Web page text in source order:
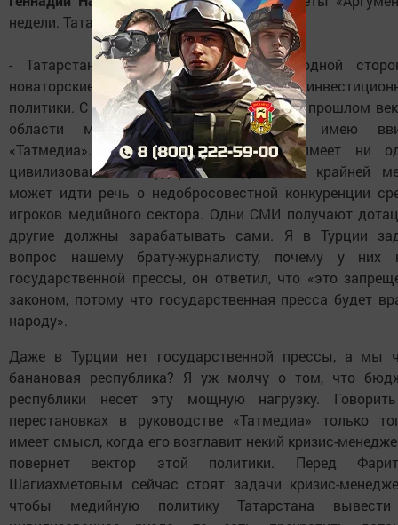
недели. Татарстан»:
- Татарстан - уникальный регион. С одной
новаторские идеи в области экономики,
политики. С другой, республика застряла в прошлом
области медийного пространства, я имею
«Татмедиа». Подобные структуры не имеет ни
цивилизованное государство. Здесь, по крайней
может идти речь о недобросовестной конкуренции
игроков медийного сектора. Одни СМИ получают
другие должны зарабатывать сами. Я в Турции
вопрос нашему брату-журналисту, почему у них
государственной прессы, он ответил, что «это
законом, потому что государственная пресса будет
народу».
Даже в Турции нет государственной прессы, а мы
банановая республика? Я уж молчу о том, что
республики несет эту мощную нагрузку.
перестановках в руководстве «Татмедиа» только
имеет смысл, когда его возглавит некий кризис-
повернет вектор этой политики. Перед
Шагиахметовым сейчас стоят задачи кризис-
чтобы медийную политику Татарстана